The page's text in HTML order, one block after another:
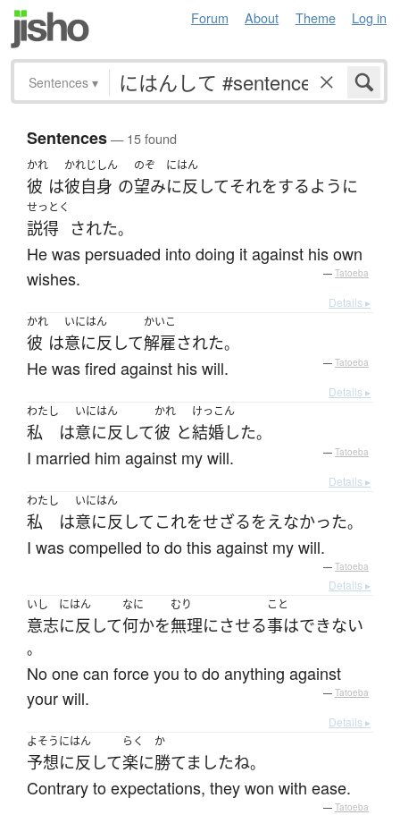
Forum About Theme Log in
Sentences ▾
Sentences— 15 found
かれ
彼 は
かれじしん
彼自身 の
のぞ
望み
にはん
に反してそれをするように
せっとく
説得 された。
He was persuaded into doing it against his own
wishes.
— Tatoeba
Details ▸
かれ
彼 は
いにはん
意に反して
かいこ
解雇された。
He was fired against his will. — Tatoeba
Details ▸
わたし
私 は
いにはん
意に反して
かれ
彼 と
けっこん
結婚した。
I married him against my will. — Tatoeba
Details ▸
わたし
私 は
いにはん
意に反して これをせざるをえなかった。
I was compelled to do this against my will.
— Tatoeba
Details ▸
いし
意志
にはん
に反して
なに
何かを
むり
無理にさせる
こと
事はできない
。
No one can force you to do anything against
your will.
— Tatoeba
Details ▸
よそうにはん
予想に反して
らく
楽に
か
勝てましたね。
Contrary to expectations, they won with ease.
— Tatoeba